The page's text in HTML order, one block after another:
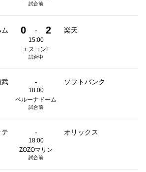
試合前
ム 0 - 2 楽天
15:00
エスコンF
試合中
武 - ソフトバンク
18:00
ベルーナドーム
試合前
テ - オリックス
18:00
ZOZOマリン
試合前